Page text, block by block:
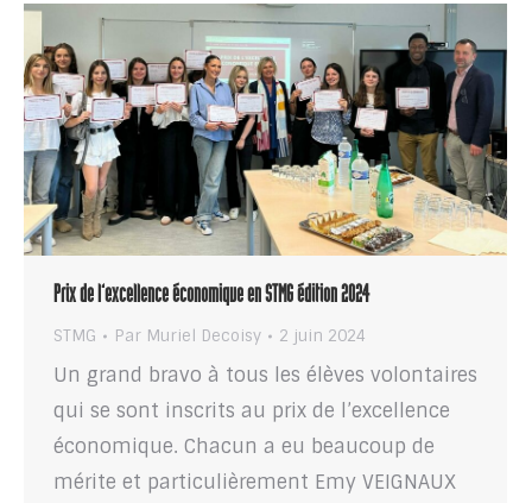
Prix de l’excellence économique en STMG édition 2024
STMG Par Muriel Decoisy 2 juin 2024
Un grand bravo à tous les élèves volontaires
qui se sont inscrits au prix de l’excellence
économique. Chacun a eu beaucoup de
mérite et particulièrement Emy VEIGNAUX